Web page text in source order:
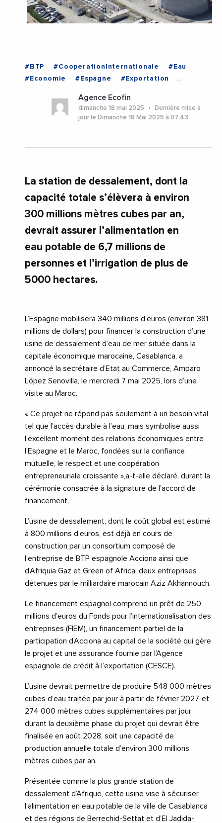
#BTP #CooperationInternationale
#Eau
#Economie
#Espagne
#Exportation
Agence Ecofin
dimanche 18 mai 2025
Dernière mise à
jour le Dimanche 18 Mai 2025 à 07:43
La station de dessalement, dont la
capacité totale s’élèvera à environ
300 millions mètres cubes par an,
devrait assurer l’alimentation en
eau potable de 6,7 millions de
personnes et l’irrigation de plus de
5000 hectares.
L’Espagne mobilisera 340 millions d’euros (environ 381
millions de dollars) pour financer la construction d’une
usine de dessalement d’eau de mer située dans la
capitale économique marocaine, Casablanca, a
annoncé la secrétaire d’Etat au Commerce, Amparo
López Senovilla, le mercredi 7 mai 2025, lors d’une
visite au Maroc.
« Ce projet ne répond pas seulement à un besoin vital
tel que l’accès durable à l’eau, mais symbolise aussi
l’excellent moment des relations économiques entre
l’Espagne et le Maroc, fondées sur la confiance
mutuelle, le respect et une coopération
entrepreneuriale croissante »,a-t-elle déclaré, durant la
cérémonie consacrée à la signature de l’accord de
financement.
L’usine de dessalement, dont le coût global est estimé
à 800 millions d’euros, est déjà en cours de
construction par un consortium composé de
l’entreprise de BTP espagnole Acciona ainsi que
d’Afriquia Gaz et Green of Africa, deux entreprises
détenues par le milliardaire marocain Aziz Akhannouch.
Le financement espagnol comprend un prêt de 250
millions d’euros du Fonds pour l’internationalisation des
entreprises (FIEM), un financement partiel de la
participation d’Acciona au capital de la société qui gère
le projet et une assurance fournie par l’Agence
espagnole de crédit à l’exportation (CESCE).
L’usine devrait permettre de produire 548 000 mètres
cubes d’eau traitée par jour à partir de février 2027, et
274 000 mètres cubes supplémentaires par jour
durant la deuxième phase du projet qui devrait être
finalisée en août 2028, soit une capacité de
production annuelle totale d’environ 300 millions
mètres cubes par an.
Présentée comme la plus grande station de
dessalement d’Afrique, cette usine vise à sécuriser
l’alimentation en eau potable de la ville de Casablanca
et des régions de Berrechid-Settat et d’El Jadida-